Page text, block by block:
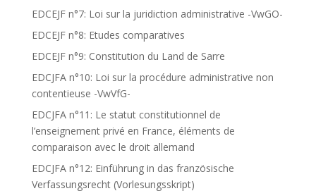
EDCEJF n°7: Loi sur la juridiction administrative -VwGO-
EDCEJF n°8: Etudes comparatives
EDCEJF n°9: Constitution du Land de Sarre
EDCJFA n°10: Loi sur la procédure administrative non
contentieuse -VwVfG-
EDCJFA n°11: Le statut constitutionnel de
l’enseignement privé en France, éléments de
comparaison avec le droit allemand
EDCJFA n°12: Einführung in das französische
Verfassungsrecht (Vorlesungsskript)